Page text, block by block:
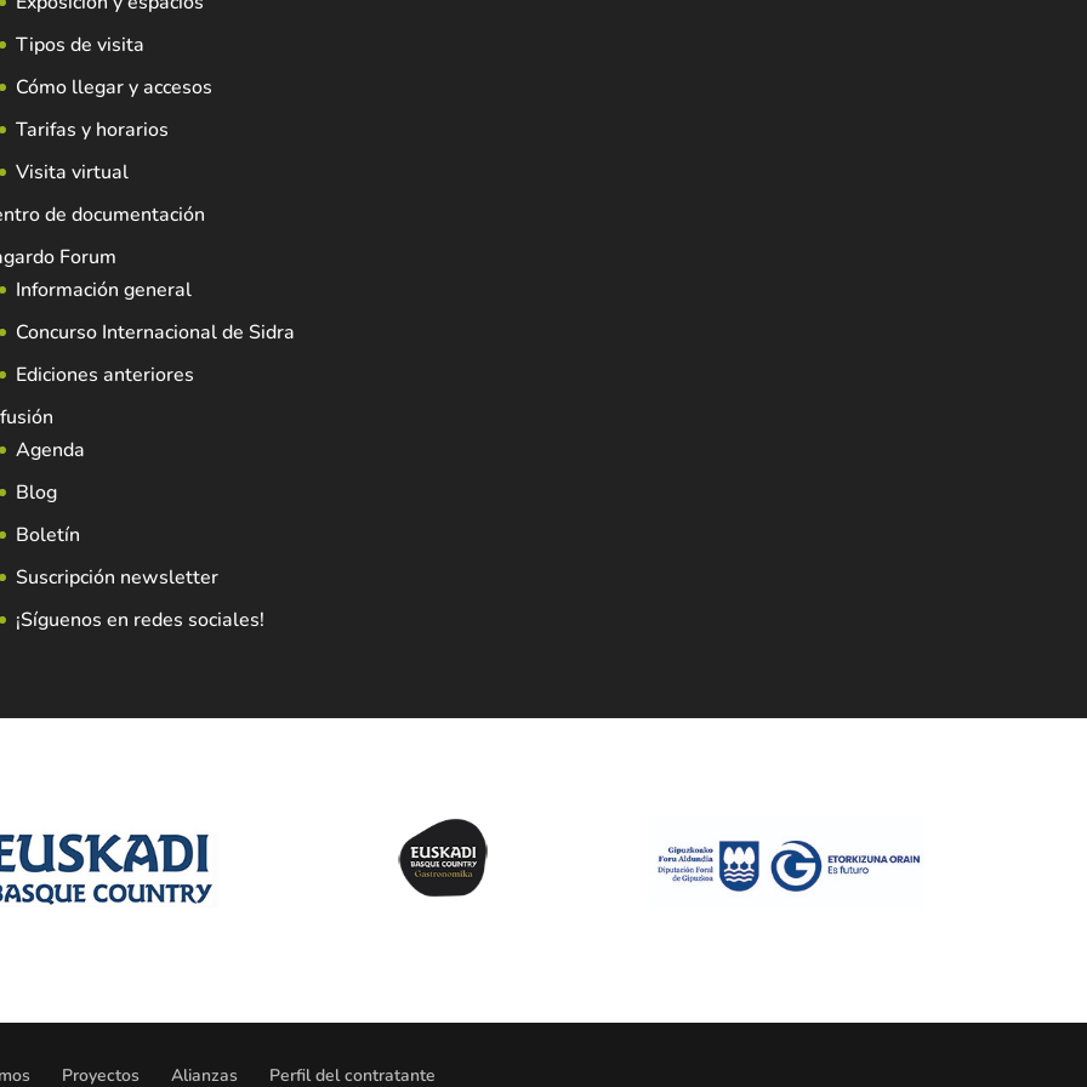
Tipos de visita
Cómo llegar y accesos
Tarifas y horarios
Visita virtual
de documentación
Forum
Información general
Concurso Internacional de Sidra
Ediciones anteriores
Agenda
Blog
Boletín
Suscripción newsletter
¡Síguenos en redes sociales!
Proyectos Alianzas Perfil del contratante